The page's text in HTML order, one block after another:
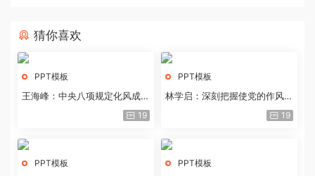
猜你喜欢
PPT模板
王海峰：中央八项规定化风成俗
19
PPT模板
林学启：深刻把握使党的作风全
19
PPT模板 PPT模板